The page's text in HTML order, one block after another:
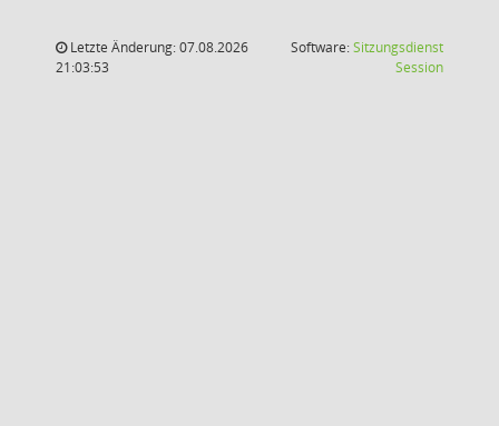
Letzte Änderung: 07.08.2026
21:03:53
Software:Sitzungsdienst
Session(Wird in